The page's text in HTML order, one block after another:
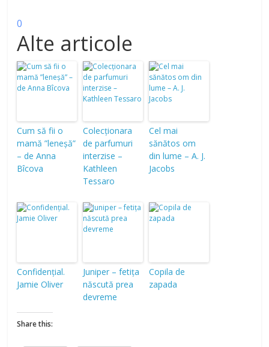
0
Alte articole
Cum să fii o
mamă ”leneșă”
– de Anna
Bîcova
Colecționara
de parfumuri
interzise –
Kathleen
Tessaro
Cel mai
sănătos om
din lume – A. J.
Jacobs
Confidențial.
Jamie Oliver
Juniper – fetița
născută prea
devreme
Copila de
zapada
Share this: